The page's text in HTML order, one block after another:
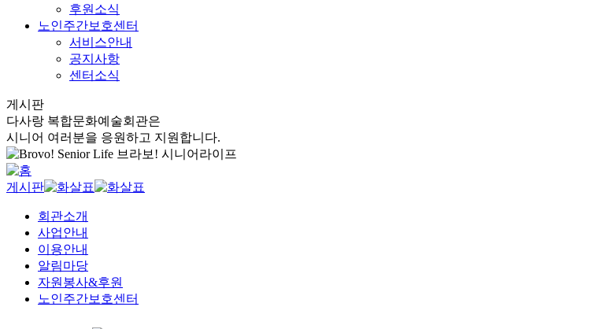
후원소식
노인주간보호센터
서비스안내
공지사항
센터소식
게시판
다사랑 복합문화예술회관은
시니어 여러분을 응원하고 지원합니다.
게시판
회관소개
사업안내
이용안내
알림마당
자원봉사&후원
노인주간보호센터